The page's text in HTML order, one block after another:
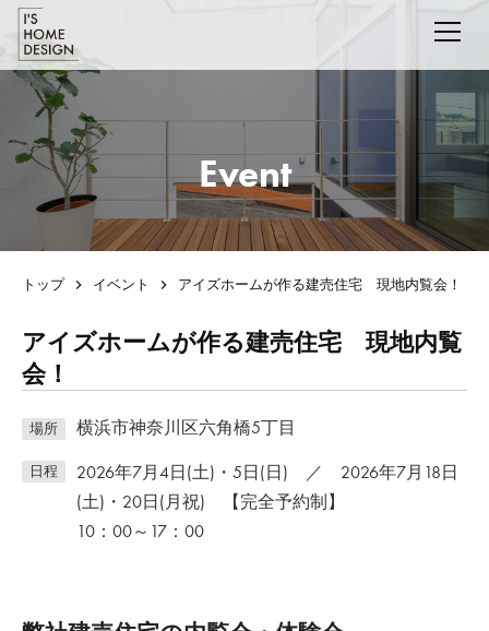
Event
トップ イベント アイズホームが作る建売住宅 現地内覧会！
アイズホームが作る建売住宅 現地内覧
会！
場所 横浜市神奈川区六角橋5丁目
日程
2026年7月4日(土)・5日(日) ／ 2026年7月18日
(土)・20日(月祝) 【完全予約制】
10：00～17：00